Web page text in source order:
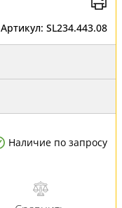
Артикул: SL234.443.08
Наличие по запросу